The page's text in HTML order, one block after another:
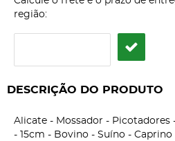
região:
DESCRIÇÃO DO PRODUTO
Alicate - Mossador -
- 15cm - Bovino - Suíno - Caprino